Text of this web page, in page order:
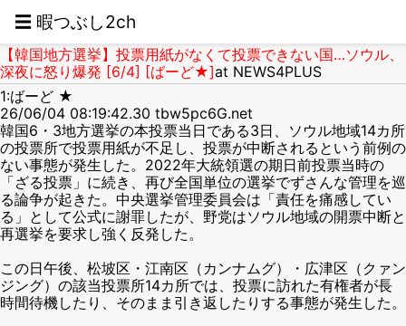
☰ 暇つぶし2ch
【韓国地方選挙】投票用紙がなくて投票できない国…ソウル、
深夜に怒り爆発 [6/4] [ばーど★]at NEWS4PLUS
1:ばーど ★
26/06/04 08:19:42.30 tbw5pc6G.net
韓国6・3地方選挙の本投票当日である3日、ソウル地域14カ所
の投票所で投票用紙が不足し、投票が中断されるという前例の
ない事態が発生した。2022年大統領選の期日前投票当時の
「ざる投票」に続き、再び全国単位の選挙でずさんな管理を巡
る論争が起きた。中央選挙管理委員会は「責任を痛感してい
る」として公式に謝罪したが、野党はソウル地域の開票中断と
再選挙を要求し強く反発した。
この日午後、松坡区・江南区（カンナムグ）・広津区（クァン
ジング）の該当投票所14カ所では、投票に訪れた有権者が長
時間待機したり、そのまま引き返したりする事態が発生した。